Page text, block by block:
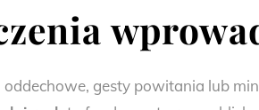
oddechowe, gesty powitania lub